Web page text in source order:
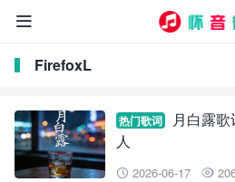

FirefoxL
热门歌词
月白露
人
 2026-06-17 